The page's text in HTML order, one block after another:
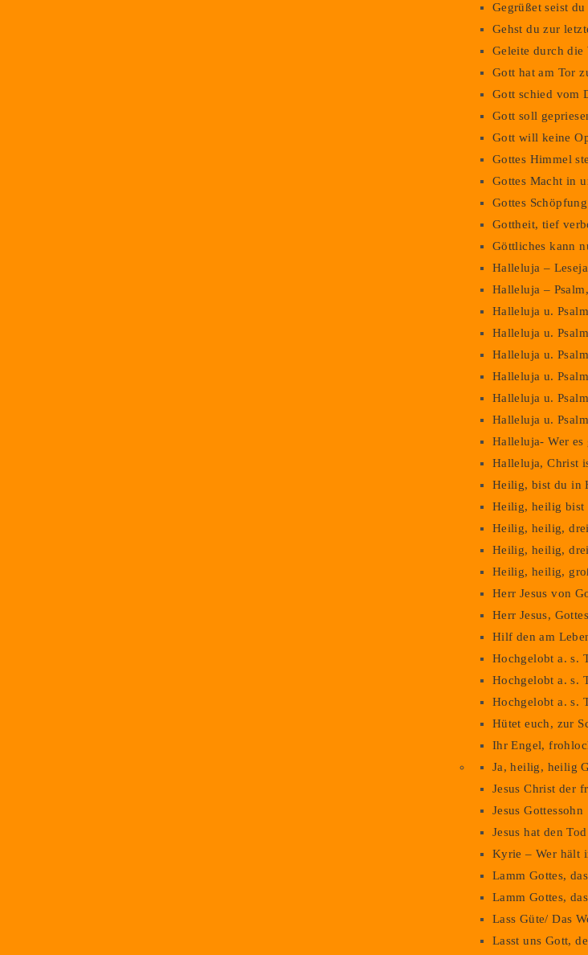
Gegrüßet seist
Gehst du zur
Geleite durch die
Gott hat am Tor
Gott schied vom
Gott soll
Gott will keine
Gottes Himmel
Gottes Macht in
Gottes
Gottheit, tief
Göttliches kann
Halleluja –
Halleluja –
Halleluja u.
Halleluja u.
Halleluja u.
Halleluja u.
Halleluja u.
Halleluja u.
Halleluja- Wer
Halleluja, Christ
Heilig, bist du in
Heilig, heilig bist
Heilig, heilig,
Heilig, heilig,
Heilig, heilig,
Herr Jesus von
Herr Jesus,
Hilf den am
Hochgelobt a. s.
Hochgelobt a. s.
Hochgelobt a. s.
Hütet euch, zur
Ihr Engel,
Ja, heilig, heilig
Jesus Christ der
Jesus Gottessohn
Jesus hat den
Kyrie – Wer hält
Lamm Gottes,
Lamm Gottes,
Lass Güte/ Das
Lasst uns Gott,